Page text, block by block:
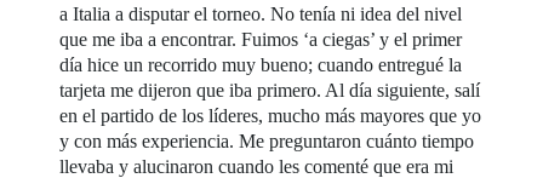
a Italia a disputar el torneo. No tenía ni idea del nivel
que me iba a encontrar. Fuimos ‘a ciegas’ y el primer
día hice un recorrido muy bueno; cuando entregué la
tarjeta me dijeron que iba primero. Al día siguiente, salí
en el partido de los líderes, mucho más mayores que yo
y con más experiencia. Me preguntaron cuánto tiempo
llevaba y alucinaron cuando les comenté que era mi